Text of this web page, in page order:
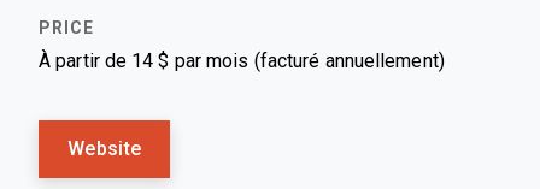
À partir de 14 $ par mois (facturé annuellement)
Website